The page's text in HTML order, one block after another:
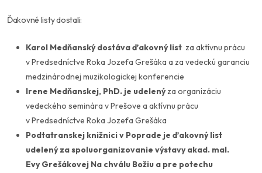
Ďakovné listy dostali:
Karol Medňanský dostáva ďakovný list za aktívnu prácu
v Predsedníctve Roka Jozefa Grešáka a za vedeckú garanciu
medzinárodnej muzikologickej konferencie
Irene Medňanskej, PhD. je udelenýza organizáciu
vedeckého seminára v Prešove a aktívnu prácu
v Predsedníctve Roka Jozefa Grešáka
Podtatranskej knižnici v Poprade je ďakovný list
udelenýza spoluorganizovanie výstavy akad. mal.
EvyGrešákovej Na chválu Božiu a pre potechu